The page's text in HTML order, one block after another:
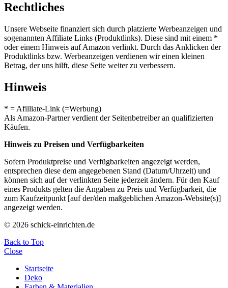
Rechtliches
Unsere Webseite finanziert sich durch platzierte Werbeanzeigen und
sogenannten Affiliate Links (Produktlinks). Diese sind mit einem *
oder einem Hinweis auf Amazon verlinkt. Durch das Anklicken der
Produktlinks bzw. Werbeanzeigen verdienen wir einen kleinen
Betrag, der uns hilft, diese Seite weiter zu verbessern.
Hinweis
* = Afilliate-Link (=Werbung)
Als Amazon-Partner verdient der Seitenbetreiber an qualifizierten
Käufen.
Hinweis zu Preisen und Verfügbarkeiten
Sofern Produktpreise und Verfügbarkeiten angezeigt werden,
entsprechen diese dem angegebenen Stand (Datum/Uhrzeit) und
können sich auf der verlinkten Seite jederzeit ändern. Für den Kauf
eines Produkts gelten die Angaben zu Preis und Verfügbarkeit, die
zum Kaufzeitpunkt [auf der/den maßgeblichen Amazon-Website(s)]
angezeigt werden.
© 2026 schick-einrichten.de
Back to Top
Close
Startseite
Deko